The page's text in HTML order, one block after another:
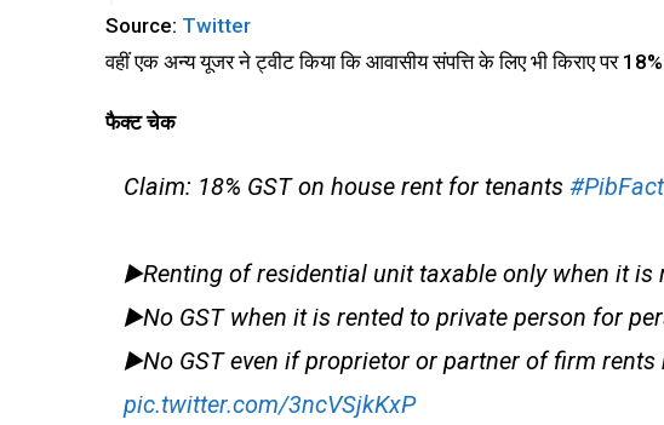
Source: Twitter
वहीं एक अन्य यूजर ने ट्वीट किया कि आवासीय संपत्ति के लिए भी किराए पर
फैक्ट चेक
Claim: 18% GST on house rent for tenants
▶️Renting of residential unit taxable only when it is
▶️No GST when it is rented to private person for
▶️No GST even if proprietor or partner of firm
pic.twitter.com/3ncVSjkKxP